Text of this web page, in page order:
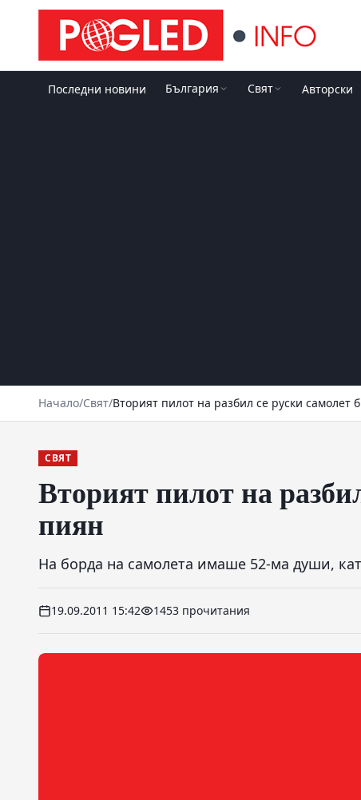
Последни новини България Свят Авторски
Начало/Свят/Вторият пилот на разбил се руски самолет
СВЯТ
Вторият пилот на
пиян
На борда на самолета имаше 52-ма души,
19.09.2011 15:42 1453 прочитания